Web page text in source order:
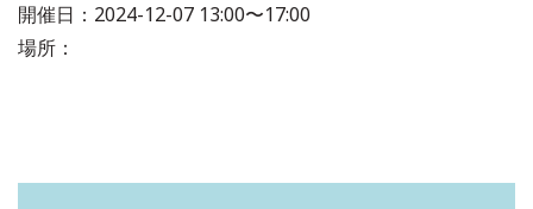
開催日： 2024-12-07 13:00〜17:00
場所：